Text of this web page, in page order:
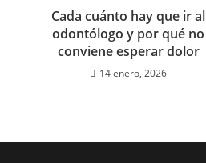
Cada cuánto hay que ir al
odontólogo y por qué no
conviene esperar dolor
14 enero, 2026